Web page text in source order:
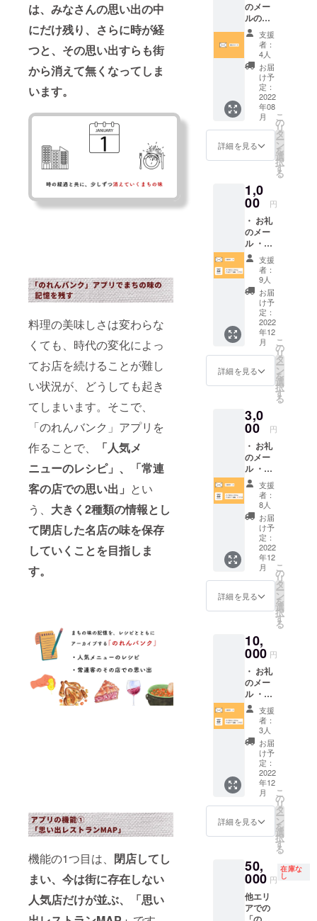
は、みなさんの思い出の中
にだけ残り、さらに時が経
つと、その思い出すらも街
から消えて無くなってしま
います。
料理の美味しさは変わらな
くても、時代の変化によっ
てお店を続けることが難し
い状況が、どうしても起き
てしまいます。そこで、
「のれんバンク」アプリを
作ることで、
「人気メ
ニューのレシピ」、「常連
客の店での思い出」 とい
う、 大きく2種類の情報とし
て閉店した名店の味を保存
していくことを目指しま
す。
機能の1つ目は、 閉店してし
まい、今は街に存在しない
人気店だけが並ぶ、
「思い
食」企画・
運営 しん
くみブラン
ド大賞、
フィランソ
ロピー大賞
企業フィラ
ンソロピー
のメー
ルの送
付
支援
者：
4人
お届
け予
定：
2022
年08
月
詳細を見る
こ
の
リ
タ
ー
ン
を
選
択
す
る
1,0
00 円
・ お礼
のメー
ル ・
「のれ
んバン
ク」
ベータ
版への
先行ア
クセス
権 ・
「のれ
んバン
ク」ア
プリへ
Thanks
クレ
ジット
の記載
(サイズ
S) ※
ご希望
のクレ
ジット
記載名
を「備
考欄」
にご記
入くだ
さい。※
公序良
俗に反
リに相
応しく
判断し
たもの
は、変
更をお
願いす
る場合
があり
ます。
支援
者：
9人
お届
け予
定：
2022
年12
月
詳細を見る
こ
の
リ
タ
ー
ン
を
選
択
す
る
3,0
00 円
・ お礼
のメー
ル ・
「のれ
んバン
ク」
ベータ
版への
先行ア
クセス
権 ・
「のれ
んバン
ク」ア
プリへ
Thanks
クレ
ジット
の記載
（サイ
ズM）
※ご希
望のク
レジッ
ト記載
名を
「備考
欄」に
ご記入
くださ
い。※公
序良俗
アプリ
に相応
いと判
断した
支援
者：
8人
お届
け予
定：
2022
年12
月
詳細を見る
こ
の
リ
タ
ー
ン
を
選
択
す
る
10,
000 円
・ お礼
のメー
ル ・
「のれ
んバン
ク」
ベータ
版への
先行ア
クセス
権 ・
「のれ
んバン
ク」ア
プリへ
Thanks
クレ
ジット
の記載
（サイ
支援
者：
3人
お届
け予
定：
2022
年12
月
詳細を見る
こ
の
リ
タ
ー
ン
を
選
択
す
る
50,
000 円
在庫な
し
他エリ
アでの